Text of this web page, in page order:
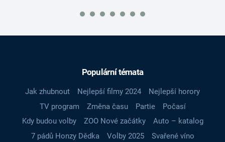
Populární témata
Jak zhubnout Nejlepší filmy 2024
Nejlepší horory
TV program
Změna času Partie
Počasí
Kdy budou volby
ZOO Nové začátky
Auto – katalog
7 pádů Honzy Dědka
Volby 2025
Svařené víno